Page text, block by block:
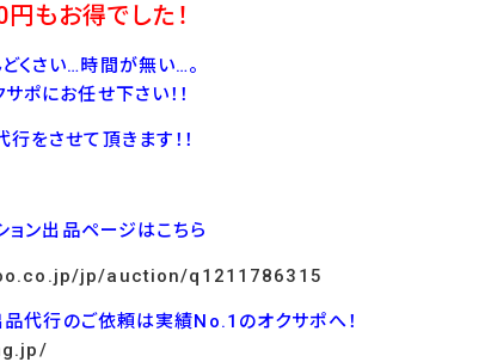
円もお得でした！
くさい…時間が無い…。
ポにお任せ下さい！！
をさせて頂きます！！
ン出品ページはこちら
jp/auction/q1211786315
代行のご依頼は実績No.1のオクサポへ！